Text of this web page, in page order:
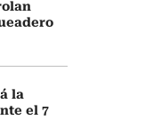
la
el 7